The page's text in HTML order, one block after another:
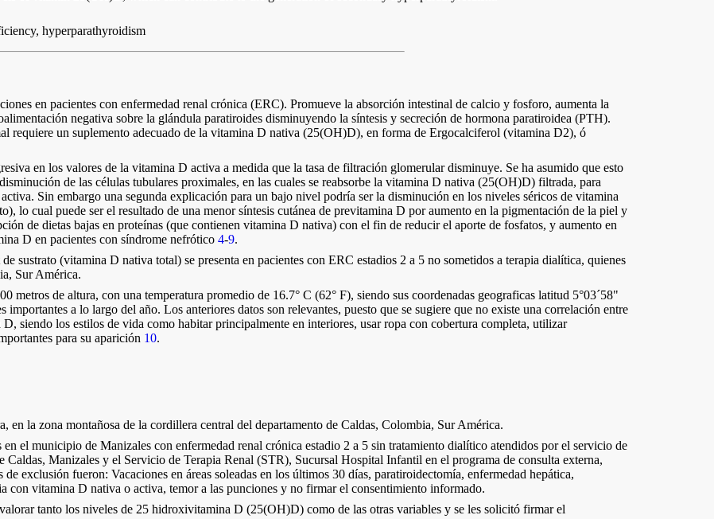
hyperparathyroidism
en pacientes con enfermedad renal crónica (ERC). Promueve la absorción intestinal de calcio y fosforo, aumenta la
negativa sobre la glándula paratiroides disminuyendo la síntesis y secreción de hormona paratiroidea (PTH).
requiere un suplemento adecuado de la vitamina D nativa (25(OH)D), en forma de Ergocalciferol (vitamina D2), ó
en los valores de la vitamina D activa a medida que la tasa de filtración glomerular disminuye. Se ha asumido que esto
de las células tubulares proximales, en las cuales se reabsorbe la vitamina D nativa (25(OH)D) filtrada, para
Sin embargo una segunda explicación para un bajo nivel podría ser la disminución en los niveles séricos de vitamina
lo cual puede ser el resultado de una menor síntesis cutánea de previtamina D por aumento en la pigmentación de la piel y
de dietas bajas en proteínas (que contienen vitamina D nativa) con el fin de reducir el aporte de fosfatos, y aumento en
D en pacientes con síndrome nefrótico 4-9.
sustrato (vitamina D nativa total) se presenta en pacientes con ERC estadios 2 a 5 no sometidos a terapia dialítica, quienes
Sur América.
metros de altura, con una temperatura promedio de 16.7° C (62° F), siendo sus coordenadas geograficas latitud 5°03´58"
a lo largo del año. Los anteriores datos son relevantes, puesto que se sugiere que no existe una correlación entre
siendo los estilos de vida como habitar principalmente en interiores, usar ropa con cobertura completa, utilizar
para su aparición 10.
en la zona montañosa de la cordillera central del departamento de Caldas, Colombia, Sur América.
en el municipio de Manizales con enfermedad renal crónica estadio 2 a 5 sin tratamiento dialítico atendidos por el servicio de
Manizales y el Servicio de Terapia Renal (STR), Sucursal Hospital Infantil en el programa de consulta externa,
exclusión fueron: Vacaciones en áreas soleadas en los últimos 30 días, paratiroidectomía, enfermedad hepática,
con vitamina D nativa o activa, temor a las punciones y no firmar el consentimiento informado.
tanto los niveles de 25 hidroxivitamina D (25(OH)D) como de las otras variables y se les solicitó firmar el